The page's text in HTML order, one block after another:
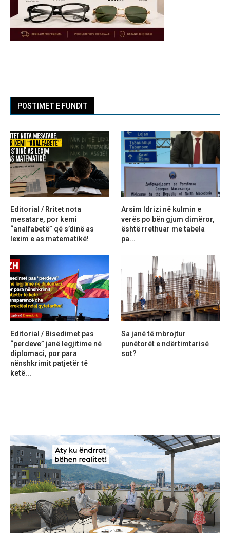
POSTIMET E FUNDIT
Editorial / Rritet nota
mesatare, por kemi
“analfabetë” që s’dinë as
lexim e as matematikë!
Arsim Idrizi në kulmin e
verës po bën gjum dimëror,
është rrethuar me tabela
pa...
Editorial / Bisedimet pas
“perdeve” janë legjitime në
diplomaci, por para
nënshkrimit patjetër të
ketë...
Sa janë të mbrojtur
punëtorët e ndërtimtarisë
sot?